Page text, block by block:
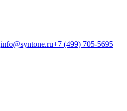
info@syntone.ru+7 (499) 705-5695